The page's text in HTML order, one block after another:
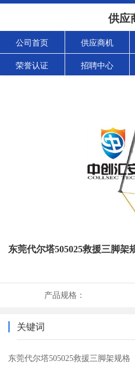
供应
公司首页 供应商机
荣誉认证 招聘中心
东莞代尔塔505025救援三脚架
产品规格：
关键词
东莞代尔塔505025救援三脚架规格